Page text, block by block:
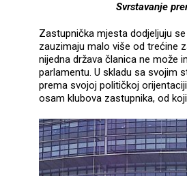
Svrstavanje
Zastupnička mjesta dodjeljuju
zauzimaju malo više od trećine
nijedna država članica ne može
parlamentu. U skladu sa svojim
prema svojoj političkoj
osam klubova zastupnika, od